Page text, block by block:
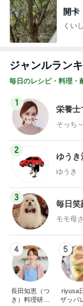
開卡
くい
ジャンルラン
毎日のレシピ・料理・
1
栄養士
そっち～
2
ゆうき
ゆうき
3
毎日笑
モモ母
4
長田知恵（つ
き）料理研究
5
riyusa
ザッパ